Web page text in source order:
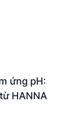
ứng pH:
HANNA